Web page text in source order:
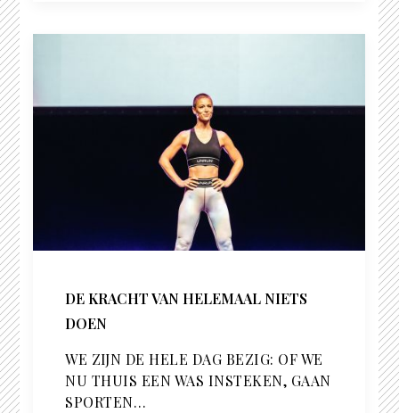
DE KRACHT VAN HELEMAAL NIETS
DOEN
WE ZIJN DE HELE DAG BEZIG: OF WE
NU THUIS EEN WAS INSTEKEN, GAAN
SPORTEN…